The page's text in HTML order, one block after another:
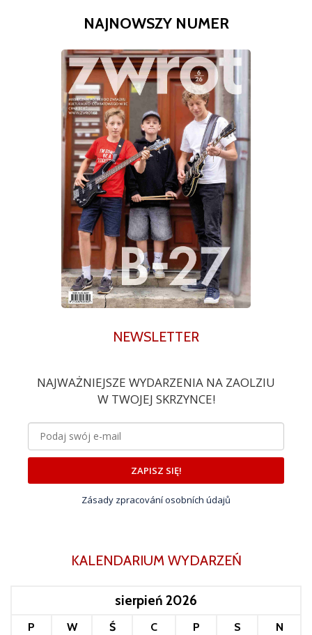
NAJNOWSZY NUMER
NEWSLETTER
NAJWAŻNIEJSZE WYDARZENIA NA ZAOLZIU
W TWOJEJ SKRZYNCE!
ZAPISZ SIĘ!
Zásady zpracování osobních údajů
KALENDARIUM WYDARZEŃ
sierpień 2026
P W Ś C P S
N